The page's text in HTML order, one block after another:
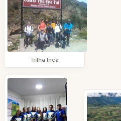
Trilha Inca